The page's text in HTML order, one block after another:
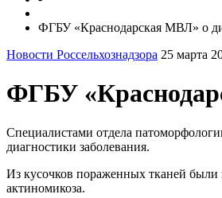
ФГБУ «Краснодарская МВЛ» о
Новости Россельхознадзора 25 марта
ФГБУ
Специалистами отдела
диагностики заболевания.
Из кусочков пораженных тканей были
актиномикоза.